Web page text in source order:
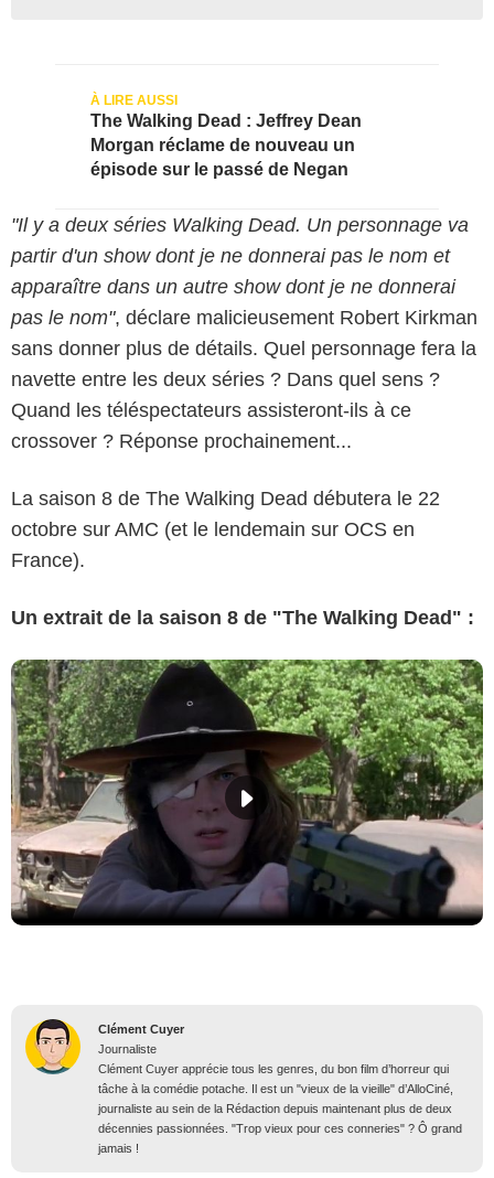
The Walking Dead : Jeffrey Dean
Morgan réclame de nouveau un
épisode sur le passé de Negan
"Il y a deux séries Walking Dead. Un personnage va
partir d'un show dont je ne donnerai pas le nom et
apparaître dans un autre show dont je ne donnerai
pas le nom", déclare malicieusement Robert Kirkman
sans donner plus de détails. Quel personnage fera la
navette entre les deux séries ? Dans quel sens ?
Quand les téléspectateurs assisteront-ils à ce
crossover ? Réponse prochainement...
La saison 8 de The Walking Dead débutera le 22
octobre sur AMC (et le lendemain sur OCS en
France).
Un extrait de la saison 8 de "The Walking Dead" :
Clément Cuyer
Journaliste
Clément Cuyer apprécie tous les genres, du bon film d’horreur qui
tâche à la comédie potache. Il est un "vieux de la vieille" d’AlloCiné,
journaliste au sein de la Rédaction depuis maintenant plus de deux
décennies passionnées. "Trop vieux pour ces conneries" ? Ô grand
jamais !